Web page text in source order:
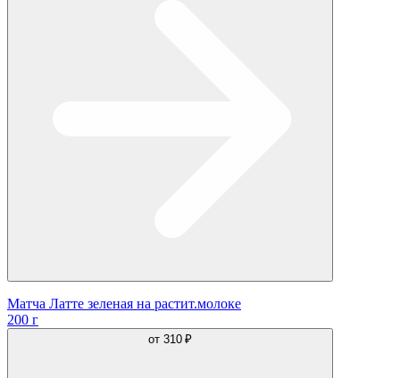
Матча Латте зеленая на растит.молоке
200 г
от 310 ₽